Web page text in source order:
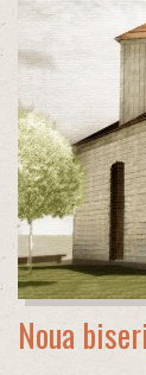
Noua